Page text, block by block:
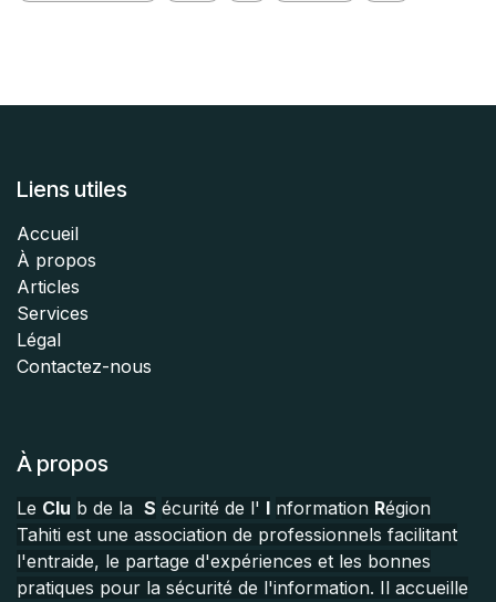
Liens utiles
Accueil
À propos
Articles
Services
Légal
Contactez-nous
À propos
Le Clu b de la S écurité de l' I nformation Région
Tahiti est une association de professionnels facilitant
l'entraide, le partage d'expériences et les bonnes
pratiques pour la sécurité de l'information. Il accueille